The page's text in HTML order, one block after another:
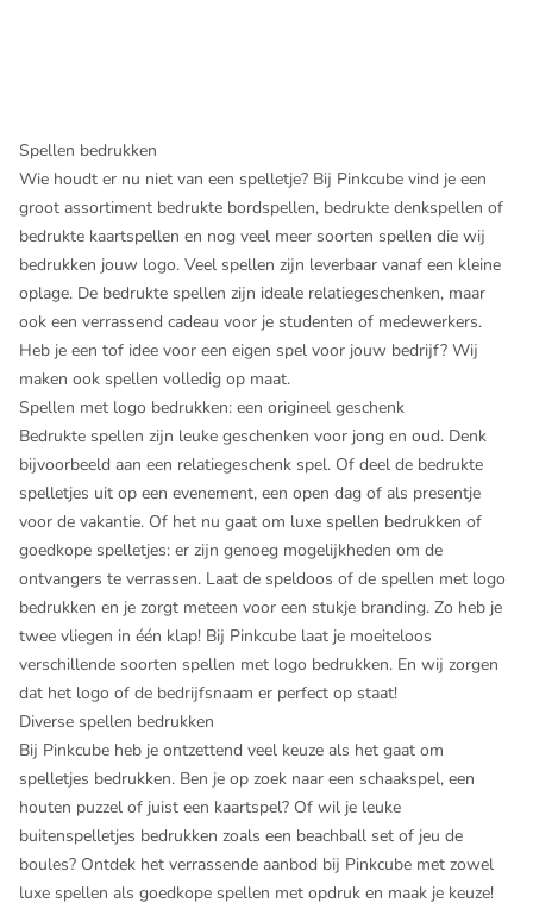
Spellen bedrukken
Wie houdt er nu niet van een spelletje? Bij Pinkcube vind je een
groot assortiment bedrukte bordspellen, bedrukte denkspellen of
bedrukte kaartspellen en nog veel meer soorten spellen die wij
bedrukken jouw logo. Veel spellen zijn leverbaar vanaf een kleine
oplage. De bedrukte spellen zijn ideale relatiegeschenken, maar
ook een verrassend cadeau voor je studenten of medewerkers.
Heb je een tof idee voor een eigen spel voor jouw bedrijf? Wij
maken ook spellen volledig op maat.
Spellen met logo bedrukken: een origineel geschenk
Bedrukte spellen zijn leuke geschenken voor jong en oud. Denk
bijvoorbeeld aan een relatiegeschenk spel. Of deel de bedrukte
spelletjes uit op een evenement, een open dag of als presentje
voor de vakantie. Of het nu gaat om luxe spellen bedrukken of
goedkope spelletjes: er zijn genoeg mogelijkheden om de
ontvangers te verrassen. Laat de speldoos of de spellen met logo
bedrukken en je zorgt meteen voor een stukje branding. Zo heb je
twee vliegen in één klap! Bij Pinkcube laat je moeiteloos
verschillende soorten spellen met logo bedrukken. En wij zorgen
dat het logo of de bedrijfsnaam er perfect op staat!
Diverse spellen bedrukken
Bij Pinkcube heb je ontzettend veel keuze als het gaat om
spelletjes bedrukken. Ben je op zoek naar een schaakspel, een
houten puzzel of juist een kaartspel? Of wil je leuke
buitenspelletjes bedrukken zoals een beachball set of jeu de
boules? Ontdek het verrassende aanbod bij Pinkcube met zowel
luxe spellen als goedkope spellen met opdruk en maak je keuze!